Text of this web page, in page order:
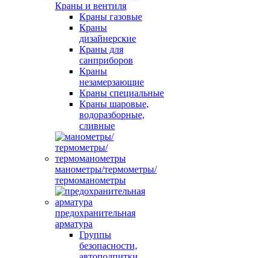
Краны и вентиля
Краны газовые
Краны
дизайнерские
Краны для
санприборов
Краны
незамерзающие
Краны специальные
Краны шаровые,
водоразборные,
сливные
манометры/термометры/
термоманометры
предохранительная
арматура
Группы
безопасности,